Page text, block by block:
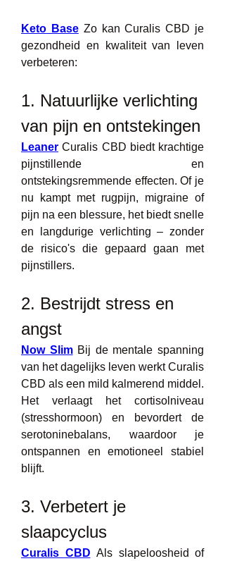
Keto Base Zo kan Curalis CBD je
gezondheid en kwaliteit van leven
verbeteren:
1. Natuurlijke verlichting
van pijn en ontstekingen
Leaner Curalis CBD biedt krachtige
pijnstillende en
ontstekingsremmende effecten. Of je
nu kampt met rugpijn, migraine of
pijn na een blessure, het biedt snelle
en langdurige verlichting – zonder
de risico's die gepaard gaan met
pijnstillers.
2. Bestrijdt stress en
angst
Now Slim Bij de mentale spanning
van het dagelijks leven werkt Curalis
CBD als een mild kalmerend middel.
Het verlaagt het cortisolniveau
(stresshormoon) en bevordert de
serotoninebalans, waardoor je
ontspannen en emotioneel stabiel
blijft.
3. Verbetert je
slaapcyclus
Curalis CBD Als slapeloosheid of